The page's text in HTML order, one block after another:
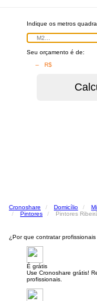
Indique os metros
Seu orçamento é de:
– R$
Cronoshare Domicílio
Pintores
Pintores
¿Por que contratar
É grátis
Use Cronoshare grátis!
profissionais.